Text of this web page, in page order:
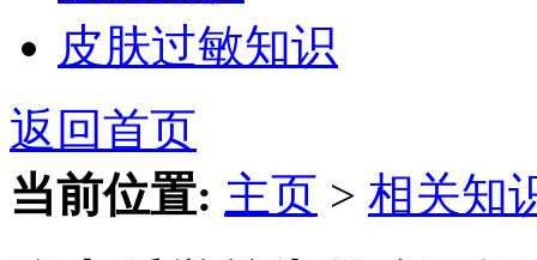
皮肤过敏知识
返回首页
当前位置: 主页 > 相关知